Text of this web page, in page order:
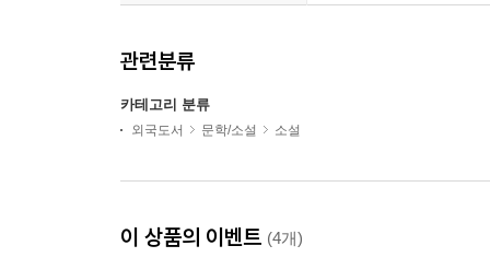
관련분류
카테고리 분류
외국도서 문학/소설 소설
이 상품의 이벤트 (4개)